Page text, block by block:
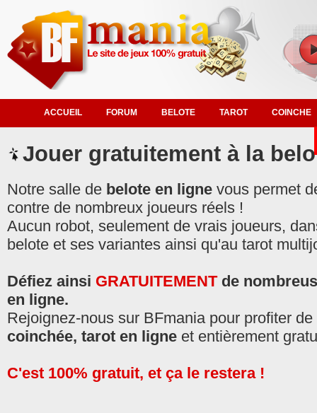
ACCUEIL FORUM BELOTE TAROT COINCHE
Jouer gratuitement à la
Notre salle de belote en ligne vous permet
contre de nombreux joueurs réels !
Aucun robot, seulement de vrais joueurs,
belote et ses variantes ainsi qu'au tarot
Défiez ainsi GRATUITEMENTde
en ligne.
Rejoignez-nous sur BFmania pour profiter
coinchée, tarot en ligne et entièrement
C'est 100% gratuit, et ça le restera !